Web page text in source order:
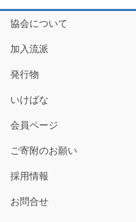
協会について
加入流派
発行物
いけばな
会員ページ
ご寄附のお願い
採用情報
お問合せ